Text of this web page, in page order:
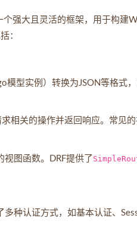
个强大且灵活的框架，用于构
：
模型实例）转换为JSON等格式
相关的操作并返回响应。常见
视图函数。DRF提供了
种认证方式，如基本认证、